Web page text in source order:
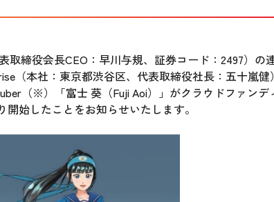
締役会長CEO：早川与規、証券コード：2497）の
（本社：東京都渋谷区、代表取締役社長：五十嵐
（※）「富士 葵（Fuji Aoi）」がクラウドファンデ
開始したことをお知らせいたします。